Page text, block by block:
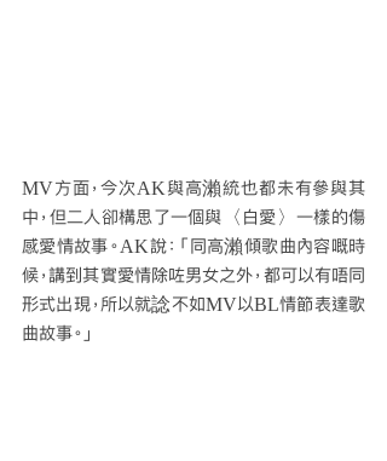
MV方面，今次AK與高瀨統也都未有參與其
中，但二人卻構思了一個與〈白愛〉一樣的傷
感愛情故事。AK說：「同高瀨傾歌曲內容嘅時
候，講到其實愛情除咗男女之外，都可以有唔同
形式出現，所以就諗不如MV以BL情節表達歌
曲故事。」